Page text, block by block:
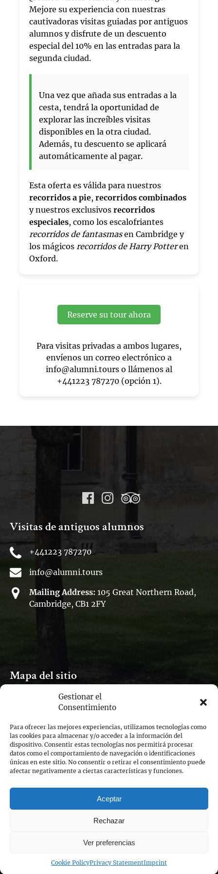
Gestionar el
Consentimiento
Para ofrecer las mejores experiencias, utilizamos tecnologías como
las cookies para almacenar y/o acceder a la información del
dispositivo. Consentir estas tecnologías nos permitirá procesar
datos como el comportamiento de navegación o identificaciones
únicas en este sitio. No consentir o retirar el consentimiento puede
afectar negativamente a ciertas características y funciones.
Aceptar
Rechazar
Ver preferencias
Cookie PolicyPrivacy StatementImprint
Mejore su experiencia con nuestras
cautivadoras visitas guiadas por antiguos
alumnos y disfrute de un descuento
especial del 10% en las entradas para la
segunda ciudad.
Una vez que añada sus entradas a la
cesta, tendrá la oportunidad de
explorar las increíbles visitas
disponibles en la otra ciudad.
Además, tu descuento se aplicará
automáticamente al pagar.
Esta oferta es válida para nuestros
recorridos a pie, recorridos combinados
y nuestros exclusivos recorridos
especiales, como los escalofriantes
recorridos de fantasmasen Cambridge y
los mágicos recorridos de Harry Potteren
Oxford.
Reserve su tour ahora
Para visitas privadas a ambos lugares,
envíenos un correo electrónico a
info@alumni.tours o llámenos al
+441223 787270 (opción 1).
Visitas de antiguos alumnos
+441223 787270
info@alumni.tours
Mailing Address: 105 Great Northern Road,
Cambridge, CB1 2FY
Mapa del sitio
Excursiones por Cambridge
Tarjetas regalo
Empleos
Todos los blogs
Contacto
RESERVA AHORA
Declaración De Privacidad Y CookiesTerms of Use